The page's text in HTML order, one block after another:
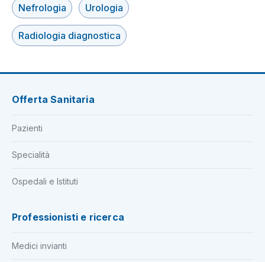
Nefrologia Urologia
Radiologia diagnostica
Offerta Sanitaria
Pazienti
Specialità
Ospedali e Istituti
Professionisti e ricerca
Medici invianti